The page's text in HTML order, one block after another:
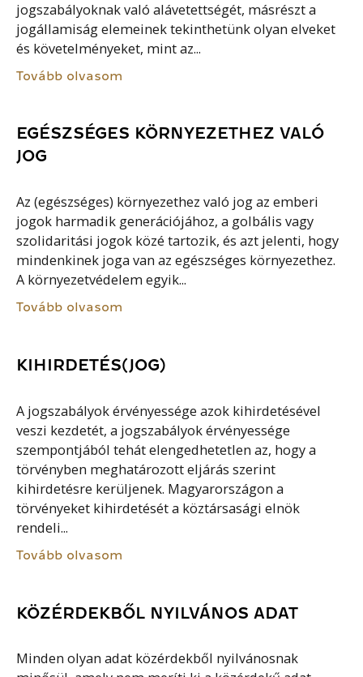
jogszabályoknak való alávetettségét, másrészt a
jogállamiság elemeinek tekinthetünk olyan elveket
és követelményeket, mint az...
Tovább olvasom
EGÉSZSÉGES KÖRNYEZETHEZ VALÓ
JOG
Az (egészséges) környezethez való jog az emberi
jogok harmadik generációjához, a golbális vagy
szolidaritási jogok közé tartozik, és azt jelenti, hogy
mindenkinek joga van az egészséges környezethez.
A környezetvédelem egyik...
Tovább olvasom
KIHIRDETÉS(JOG)
A jogszabályok érvényessége azok kihirdetésével
veszi kezdetét, a jogszabályok érvényessége
szempontjából tehát elengedhetetlen az, hogy a
törvényben meghatározott eljárás szerint
kihirdetésre kerüljenek. Magyarországon a
törvényeket kihirdetését a köztársasági elnök
rendeli...
Tovább olvasom
KÖZÉRDEKBŐL NYILVÁNOS ADAT
Minden olyan adat közérdekből nyilvánosnak